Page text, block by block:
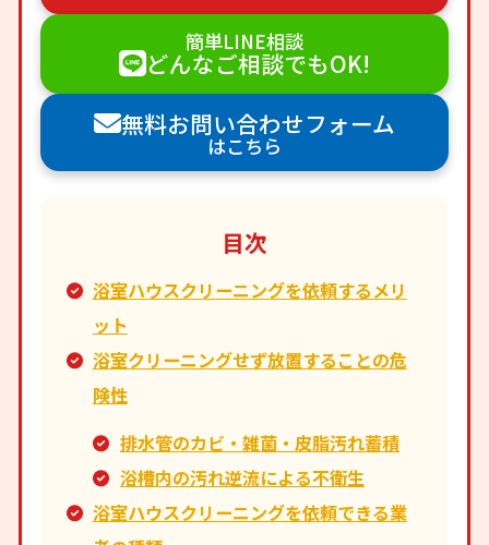
簡単LINE相談
どんなご相談でもOK!
無料お問い合わせフォーム
はこちら
目次
浴室ハウスクリーニングを依頼するメリ
ット
浴室クリーニングせず放置することの危
険性
排水管のカビ・雑菌・皮脂汚れ蓄積
浴槽内の汚れ逆流による不衛生
浴室ハウスクリーニングを依頼できる業